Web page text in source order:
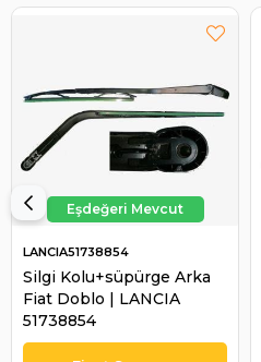
Silgi Kolu+süpürge Arka
Fiat Doblo | LANCIA
51738854
LANCIA51738854